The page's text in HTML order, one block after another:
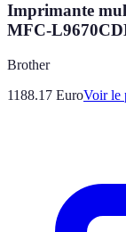
Imprimante
MFC-
Brother
1188.17 EuroVoir le